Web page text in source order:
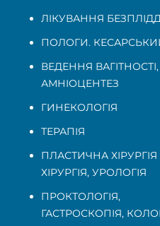
ЛІКУВАННЯ
ПОЛОГИ.
ВЕДЕННЯ ВАГІТНОСТІ,
АМНІОЦЕНТЕЗ
ГИНЕКОЛОГІЯ
ТЕРАПІЯ
ПЛАСТИЧНА ХІРУРГІЯ
ХІРУРГІЯ, УРОЛОГІЯ
ПРОКТОЛОГІЯ,
ГАСТРОСКОПІЯ,